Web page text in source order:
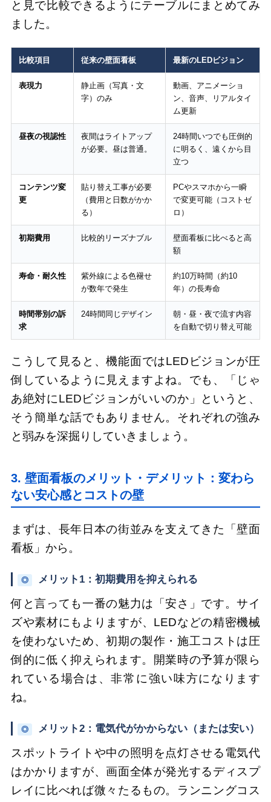
と見で比較できるようにテーブルにまとめてみ
ました。
比較項目 従来の壁面看板 最新のLEDビジョン
表現力
静止画（写真・文
字）のみ
動画、アニメーショ
ン、音声、リアルタイ
ム更新
昼夜の視認性
夜間はライトアップ
が必要。昼は普通。
24時間いつでも圧倒的
に明るく、遠くから目
立つ
コンテンツ変
更
貼り替え工事が必要
（費用と日数がかか
る）
PCやスマホから一瞬
で変更可能（コストゼ
ロ）
初期費用 比較的リーズナブル
壁面看板に比べると高
額
寿命・耐久性
紫外線による色褪せ
が数年で発生
約10万時間（約10
年）の長寿命
時間帯別の訴
求
24時間同じデザイン
朝・昼・夜で流す内容
を自動で切り替え可能
こうして見ると、機能面ではLEDビジョンが圧
倒しているように見えますよね。でも、「じゃ
あ絶対にLEDビジョンがいいのか」というと、
そう簡単な話でもありません。それぞれの強み
と弱みを深掘りしていきましょう。
3. 壁面看板のメリット・デメリット：変わら
ない安心感とコストの壁
まずは、長年日本の街並みを支えてきた「壁面
看板」から。
◎ メリット1：初期費用を抑えられる
何と言っても一番の魅力は「安さ」です。サイ
ズや素材にもよりますが、LEDなどの精密機械
を使わないため、初期の製作・施工コストは圧
倒的に低く抑えられます。開業時の予算が限ら
れている場合は、非常に強い味方になります
ね。
◎ メリット2：電気代がかからない（または安い）
スポットライトや中の照明を点灯させる電気代
はかかりますが、画面全体が発光するディスプ
レイに比べれば微々たるもの。ランニングコス